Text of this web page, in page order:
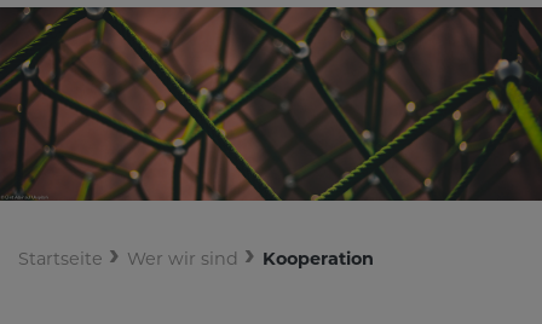
Startseite Wer wir sind Kooperation